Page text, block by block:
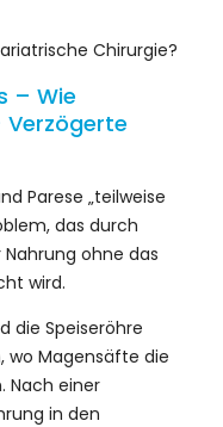
Chirurgie?
– Wie
Parese „teilweise
das durch
ohne das
wird.
die Speiseröhre
wo Magensäfte die
Nach einer
in den